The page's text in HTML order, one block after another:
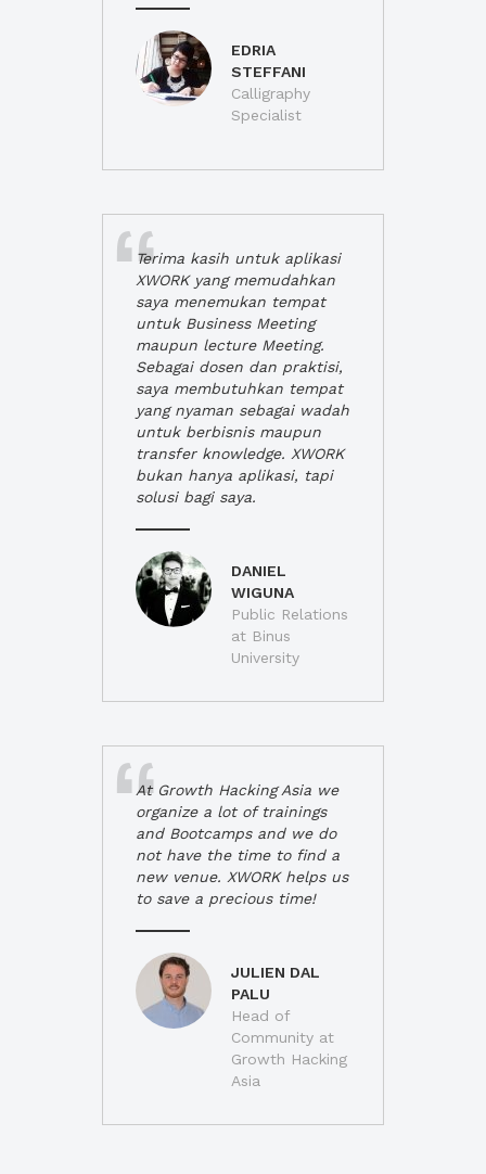
EDRIA
STEFFANI
Calligraphy
Specialist
Terima kasih untuk aplikasi
XWORK yang memudahkan
saya menemukan tempat
untuk Business Meeting
maupun lecture Meeting.
Sebagai dosen dan praktisi,
saya membutuhkan tempat
yang nyaman sebagai wadah
untuk berbisnis maupun
transfer knowledge. XWORK
bukan hanya aplikasi, tapi
solusi bagi saya.
DANIEL
WIGUNA
Public Relations
at Binus
University
At Growth Hacking Asia we
organize a lot of trainings
and Bootcamps and we do
not have the time to find a
new venue. XWORK helps us
to save a precious time!
JULIEN DAL
PALU
Head of
Community at
Growth Hacking
Asia